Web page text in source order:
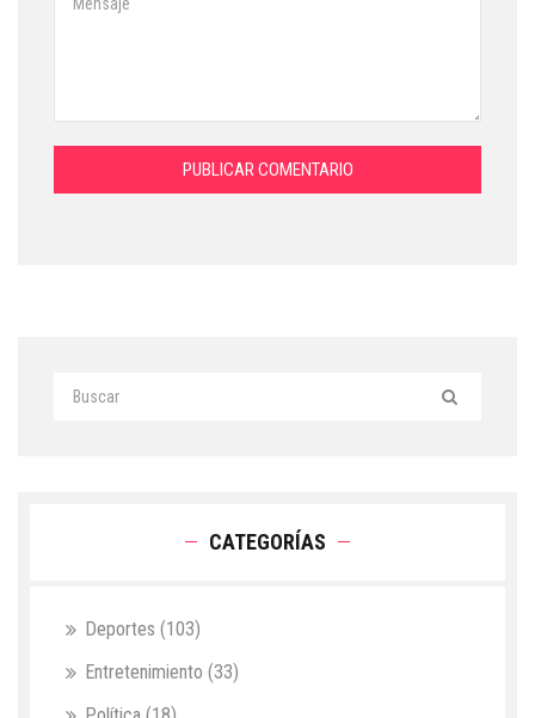
PUBLICAR COMENTARIO
CATEGORÍAS
Deportes (103)
Entretenimiento (33)